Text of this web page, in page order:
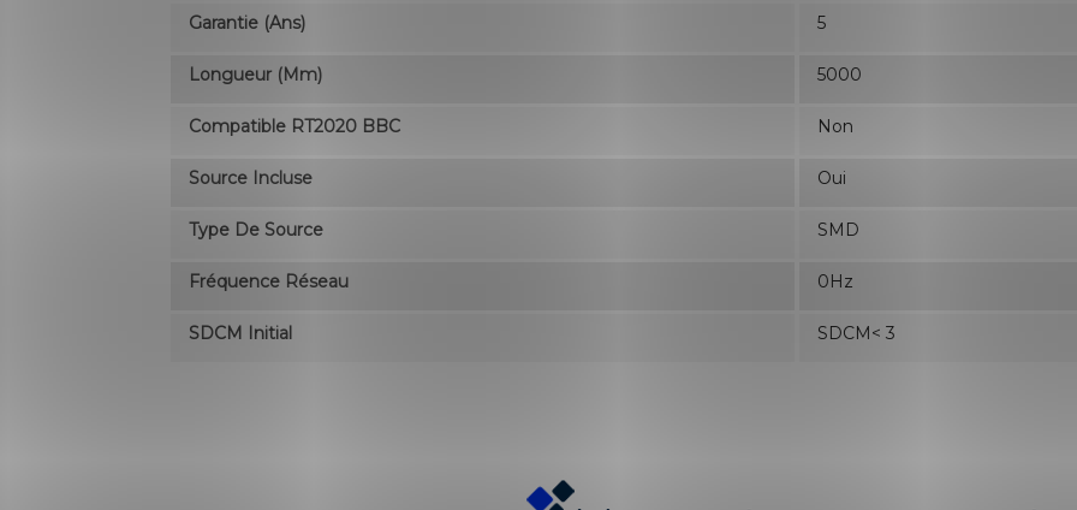
Garantie (ans) 5
Longueur (mm) 5000
Compatible RT2020 BBC Non
Source Incluse Oui
Type De Source SMD
Fréquence Réseau 0Hz
SDCM Initial SDCM< 3